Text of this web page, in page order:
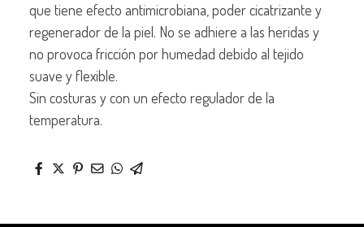
que tiene efecto antimicrobiana, poder cicatrizante y
regenerador de la piel. No se adhiere a las heridas y
no provoca fricción por humedad debido al tejido
suave y flexible.
Sin costuras y con un efecto regulador de la
temperatura.